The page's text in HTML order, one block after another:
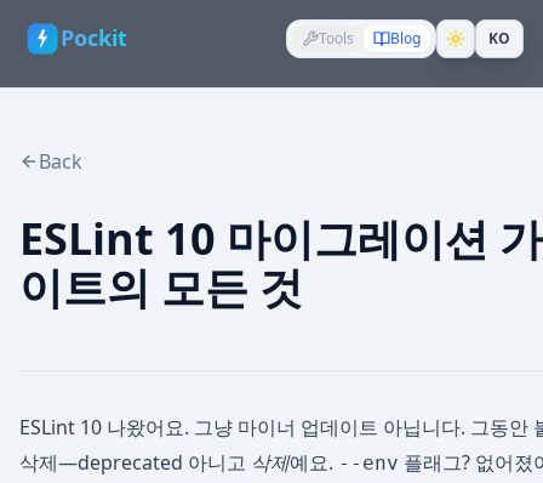
Pockit Tools Blog KO
Back
ESLint 10 마이그레이션
이트의 모든 것
ESLint 10 나왔어요. 그냥 마이너 업데이트 아닙니다. 그동안
삭제—deprecated 아니고 삭제예요. --env 플래그? 없어졌